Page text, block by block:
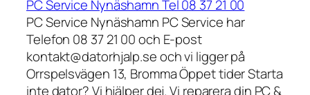
PC Service Nynäshamn Tel 08 37 21 00
PC Service Nynäshamn PC Service har
Telefon 08 37 21 00 och E-post
kontakt@datorhjalp.se och vi ligger på
Orrspelsvägen 13, Bromma Öppet tider Starta
inte dator? Vi hjälper dej. Vi reparera din PC &